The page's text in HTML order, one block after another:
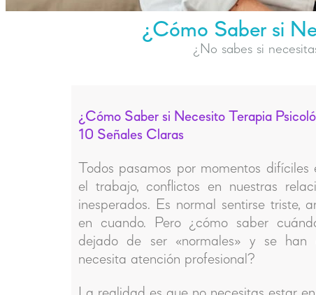
¿Cómo Saber si
¿No sabes si
¿Cómo Saber si Necesito Terapia
10 Señales Claras
Todos pasamos por momentos
el trabajo, conflictos en nuestras
inesperados. Es normal sentirse triste,
en cuando. Pero ¿cómo saber
dejado de ser «normales» y se han
necesita atención profesional?